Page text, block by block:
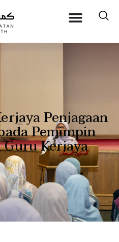
Penjagaan
Pemimpin
Kerjaya